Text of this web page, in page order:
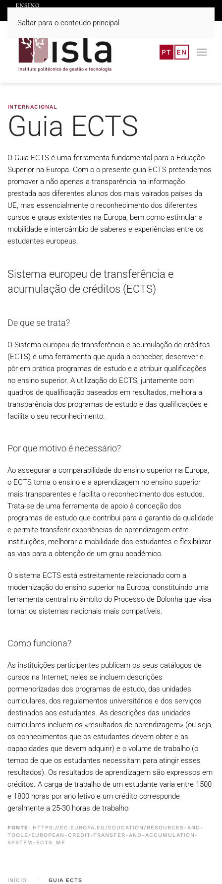
Saltar para o conteúdo principal
PT EN
INTERNACIONAL
Guia ECTS
O Guia ECTS é uma ferramenta fundamental para a Eduação
Superior na Europa. Com o o presente guia ECTS pretendemos
promover a não apenas a transparência na informação
prestada aos diferentes alunos dos mais vairados países da
UE, mas essencialmente o reconhecimento dos diferentes
cursos e graus existentes na Europa, bem como estimular a
mobilidade e intercâmbio de saberes e experiências entre os
estudantes europeus.
Sistema europeu de transferência e
acumulação de créditos (ECTS)
De que se trata?
O Sistema europeu de transferência e acumulação de créditos
(ECTS) é uma ferramenta que ajuda a conceber, descrever e
pôr em prática programas de estudo e a atribuir qualificações
no ensino superior. A utilização do ECTS, juntamente com
quadros de qualificação baseados em resultados, melhora a
transparência dos programas de estudo e das qualificações e
facilita o seu reconhecimento.
Por que motivo é necessário?
Ao assegurar a comparabilidade do ensino superior na Europa,
o ECTS torna o ensino e a aprendizagem no ensino superior
mais transparentes e facilita o reconhecimento dos estudos.
Trata-se de uma ferramenta de apoio à conceção dos
programas de estudo que contribui para a garantia da qualidade
e permite transferir experiências de aprendizagem entre
instituições, melhorar a mobilidade dos estudantes e flexibilizar
as vias para a obtenção de um grau académico.
O sistema ECTS está estreitamente relacionado com a
modernização do ensino superior na Europa, constituindo uma
ferramenta central no âmbito do Processo de Bolonha que visa
tornar os sistemas nacionais mais compatíveis.
Como funciona?
As instituições participantes publicam os seus catálogos de
cursos na Internet; neles se incluem descrições
pormenorizadas dos programas de estudo, das unidades
curriculares, dos regulamentos universitários e dos serviços
destinados aos estudantes. As descrições das unidades
curriculares incluem os «resultados de aprendizagem» (ou seja,
os conhecimentos que os estudantes devem obter e as
capacidades que devem adquirir) e o volume de trabalho (o
tempo de que os estudantes necessitam para atingir esses
resultados). Os resultados de aprendizagem são expressos em
créditos. A carga de trabalho de um estudante varia entre 1500
e 1800 horas por ano letivo e um crédito corresponde
geralmente a 25-30 horas de trabalho
FONTE: HTTPS://EC.EUROPA.EU/EDUCATION/RESOURCES-AND-
TOOLS/EUROPEAN-CREDIT-TRANSFER-AND-ACCUMULATION-
SYSTEM-ECTS_ME
INÍCIO GUIA ECTS